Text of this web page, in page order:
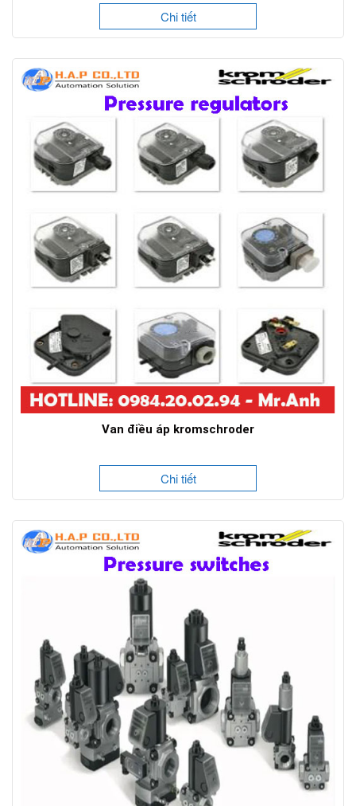
Chi tiết
Van điều áp kromschroder
Chi tiết